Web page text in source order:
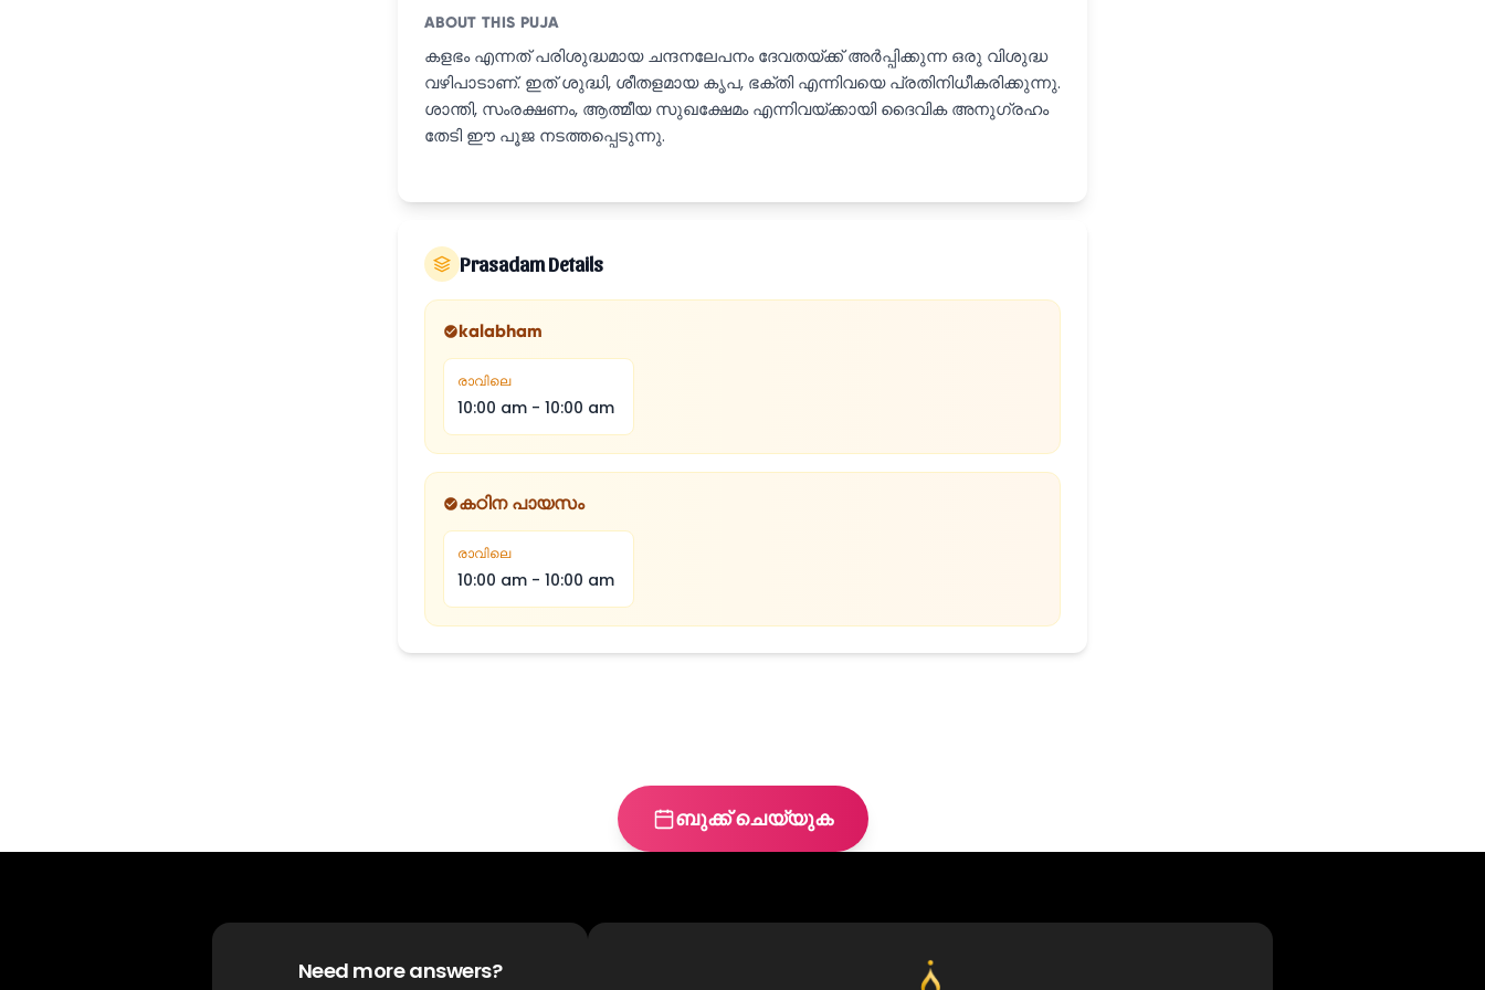
ABOUT THIS PUJA
കളഭം എന്നത് പരിശുദ്ധമായ ചന്ദനലേപനം ദേവതയ്ക്ക് അർപ്പിക്കുന്ന ഒരു വിശുദ്ധ
വഴിപാടാണ്. ഇത് ശുദ്ധി, ശീതളമായ കൃപ, ഭക്തി എന്നിവയെ പ്രതിനിധീകരിക്കുന്നു.
ശാന്തി, സംരക്ഷണം, ആത്മീയ സുഖക്ഷേമം എന്നിവയ്ക്കായി ദൈവിക അനുഗ്രഹം
തേടി ഈ പൂജ നടത്തപ്പെടുന്നു.
Prasadam Details
kalabham
രാവിലെ
10:00 am - 10:00 am
കഠിന പായസം
രാവിലെ
10:00 am - 10:00 am
ബുക്ക് ചെയ്യുക
Need more answers?